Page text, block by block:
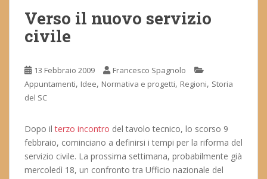
Verso il nuovo servizio
civile
13 Febbraio 2009
Francesco Spagnolo
Appuntamenti, Idee, Normativa e progetti, Regioni, Storia
del SC
Dopo ilterzo incontro del tavolo tecnico, lo scorso 9
febbraio, cominciano a definirsi i tempi per la riforma del
servizio civile. La prossima settimana, probabilmente già
mercoledì 18, un confronto tra Ufficio nazionale del